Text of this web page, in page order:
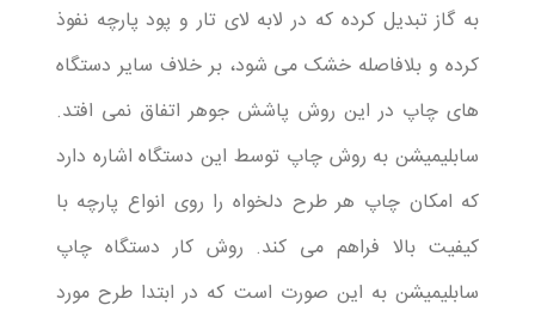
به گاز تبدیل کرده که در لابه لای تار و پود پارچه نفوذ
کرده و بلافاصله خشک می شود، بر خلاف سایر دستگاه
های چاپ در این روش پاشش جوهر اتفاق نمی افتد.
سابلیمیشن به روش چاپ توسط این دستگاه اشاره دارد
که امکان چاپ هر طرح دلخواه را روی انواع پارچه با
کیفیت بالا فراهم می کند. روش کار دستگاه چاپ
سابلیمیشن به این صورت است که در ابتدا طرح مورد